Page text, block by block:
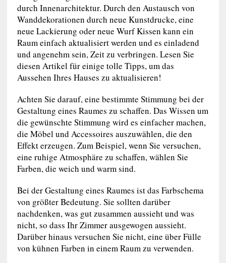
durch Innenarchitektur. Durch den Austausch von
Wanddekorationen durch neue Kunstdrucke, eine
neue Lackierung oder neue Wurf Kissen kann ein
Raum einfach aktualisiert werden und es einladend
und angenehm sein, Zeit zu verbringen. Lesen Sie
diesen Artikel für einige tolle Tipps, um das
Aussehen Ihres Hauses zu aktualisieren!
Achten Sie darauf, eine bestimmte Stimmung bei der
Gestaltung eines Raumes zu schaffen. Das Wissen um
die gewünschte Stimmung wird es einfacher machen,
die Möbel und Accessoires auszuwählen, die den
Effekt erzeugen. Zum Beispiel, wenn Sie versuchen,
eine ruhige Atmosphäre zu schaffen, wählen Sie
Farben, die weich und warm sind.
Bei der Gestaltung eines Raumes ist das Farbschema
von größter Bedeutung. Sie sollten darüber
nachdenken, was gut zusammen aussieht und was
nicht, so dass Ihr Zimmer ausgewogen aussieht.
Darüber hinaus versuchen Sie nicht, eine über Fülle
von kühnen Farben in einem Raum zu verwenden.